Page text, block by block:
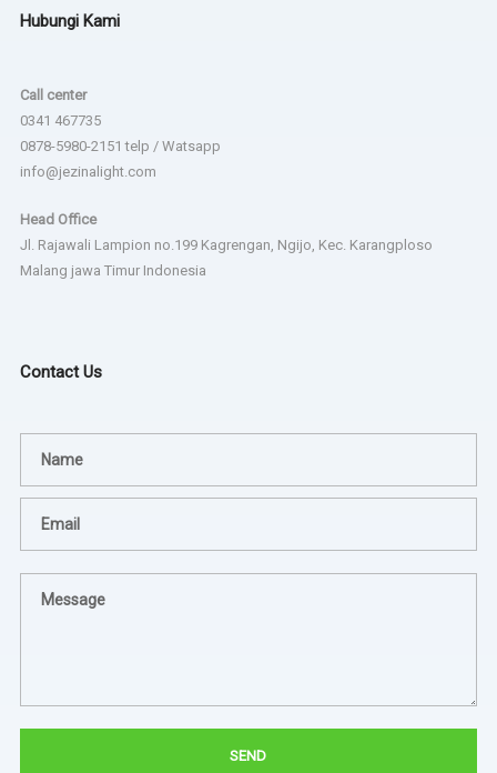
Hubungi Kami
Call center
0341 467735
0878-5980-2151 telp / Watsapp
info@jezinalight.com
Head Office
Jl. Rajawali Lampion no.199 Kagrengan, Ngijo, Kec. Karangploso
Malang jawa Timur Indonesia
Contact Us